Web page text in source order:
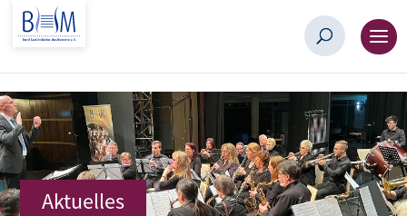
Aktuelles